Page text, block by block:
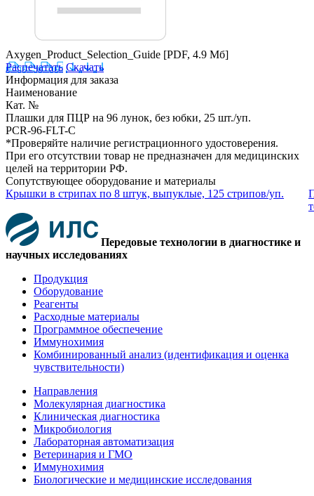
Axygen_Product_Selection_Guide [PDF, 4.9 Мб]
Распечатать Скачать
Информация для заказа
Наименование
Кат. №
Плашки для ПЦР на 96 лунок, без юбки, 25 шт./уп.
PCR-96-FLT-C
*Проверяйте наличие регистрационного удостоверения.
При его отсутствии товар не предназначен для медицинских
целей на территории РФ.
Сопутствующее оборудование и материалы
Крышки в стрипах по 8 штук, выпуклые, 125 стрипов/уп.
Передовые технологии в диагностике и
научных исследованиях
Продукция
Оборудование
Реагенты
Расходные материалы
Программное обеспечение
Иммунохимия
Комбинированный анализ (идентификация и оценка
чувствительности)
Направления
Молекулярная диагностика
Клиническая диагностика
Микробиология
Лабораторная автоматизация
Ветеринария и ГМО
Иммунохимия
Биологические и медицинские исследования